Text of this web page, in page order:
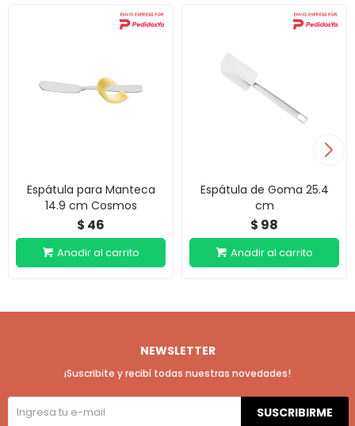
Espátula para Manteca
14.9 cm Cosmos
$ 46
Espátula de Goma 25.4
cm
$ 98
NEWSLETTER
¡Suscribite y recibí todas nuestras novedades!
SUSCRIBIRME